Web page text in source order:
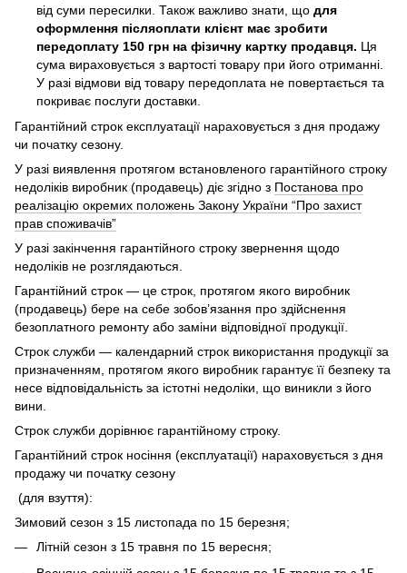
від суми пересилки. Також важливо знати, що для
оформлення післяоплати клієнт має зробити
передоплату 150 грн на фізичну картку продавця. Ця
сума вираховується з вартості товару при його отриманні.
У разі відмови від товару передоплата не повертається та
покриває послуги доставки.
Гарантійний строк експлуатації нараховується з дня продажу
чи початку сезону.
У разі виявлення протягом встановленого гарантійного строку
недоліків виробник (продавець) діє згідно з Постанова про
реалізацію окремих положень Закону України “Про захист
прав споживачів”
У разі закінчення гарантійного строку звернення щодо
недоліків не розглядаються.
Гарантійний строк — це строк, протягом якого виробник
(продавець) бере на себе зобов’язання про здійснення
безоплатного ремонту або заміни відповідної продукції.
Строк служби — календарний строк використання продукції за
призначенням, протягом якого виробник гарантує її безпеку та
несе відповідальність за істотні недоліки, що виникли з його
вини.
Строк служби дорівнює гарантійному строку.
Гарантійний строк носіння (експлуатації) нараховується з дня
продажу чи початку сезону
(для взуття):
Зимовий сезон з 15 листопада по 15 березня;
Літній сезон з 15 травня по 15 вересня;